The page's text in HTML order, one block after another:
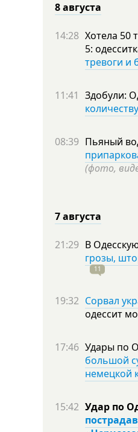
8 августа
14:28 Хотела 50
5:
тревоги и
11:41 Здобули:
08:39 Пьяный
(фото,
7 августа
21:29 В
грозы,
11
19:32 Сорвал
одессит
17:46 Удары по
большой
немецкой
15:42 Удар по